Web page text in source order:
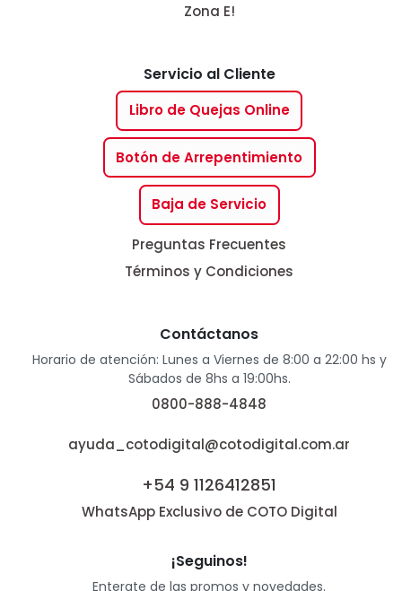
Zona E!
Servicio al Cliente
Libro de Quejas Online
Botón de Arrepentimiento
Baja de Servicio
Preguntas Frecuentes
Términos y Condiciones
Contáctanos
Horario de atención: Lunes a Viernes de 8:00 a 22:00 hs y
Sábados de 8hs a 19:00hs.
0800-888-4848
ayuda_cotodigital@cotodigital.com.ar
+54 9 1126412851
WhatsApp Exclusivo de COTO Digital
¡Seguinos!
Enterate de las promos y novedades.